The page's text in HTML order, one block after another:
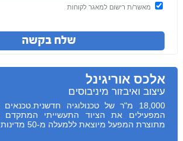
מאשר/ת רישום למאגר לקוחות
אלכס אוריגינל
עיצוב ואיבזור מיניבוסים
18,000 מ"ר של טכנולוגיה
מתוצרת המפעל מיוצאת ללמעלה מ-50 מדינות ברחבי העולם...